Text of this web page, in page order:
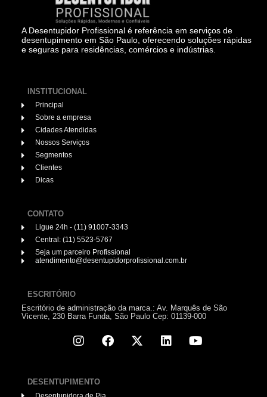
A Desentupidor Profissional é referência em serviços de
desentupimento em São Paulo, oferecendo soluções rápidas
e seguras para residências, comércios e indústrias.
INSTITUCIONAL
Principal
Sobre a empresa
Cidades Atendidas
Nossos Serviços
Segmentos
Clientes
Dicas
CONTATO
Ligue 24h - (11) 91007-3343
Central: (11) 5523-5767
Seja um parceiro Profissional
atendimento@desentupidorprofissional.com.br
ESCRITÓRIO
Escritório de administração da marca.: Av. Marquês de São
Vicente, 230 Barra Funda, São Paulo Cep: 01139-000
DESENTUPIMENTO